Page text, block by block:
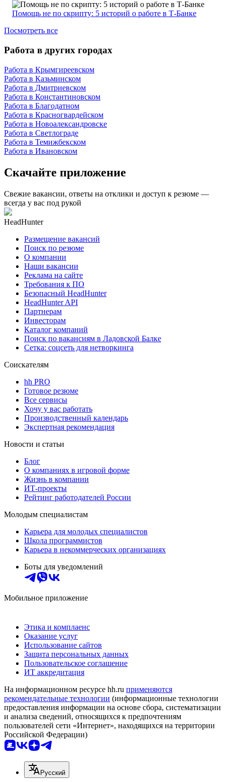
Помощь не по скрипту: 5 историй о работе в Т-Банке
Посмотреть все
Работа в других городах
Работа в Крымгиреевском
Работа в Казьминском
Работа в Дмитриевском
Работа в Константиновском
Работа в Благодатном
Работа в Красногвардейском
Работа в Новоалександровске
Работа в Светлограде
Работа в Темижбекском
Работа в Ивановском
Скачайте приложение
Свежие вакансии, ответы на отклики и доступ к резюме —
всегда у вас под рукой
HeadHunter
Размещение вакансий
Поиск по резюме
О компании
Наши вакансии
Реклама на сайте
Требования к ПО
Безопасный HeadHunter
HeadHunter API
Партнерам
Инвесторам
Каталог компаний
Поиск по вакансиям в Ладовской Балке
Сетка: соцсеть для нетворкинга
Соискателям
hh PRO
Готовое резюме
Все сервисы
Хочу у вас работать
Производственный календарь
Экспертная рекомендация
Новости и статьи
Блог
О компаниях в игровой форме
Жизнь в компании
ИТ-проекты
Рейтинг работодателей России
Молодым специалистам
Карьера для молодых специалистов
Школа программистов
Карьера в некоммерческих организациях
Боты для уведомлений
Мобильное приложение
Этика и комплаенс
Оказание услуг
Использование сайтов
Защита персональных данных
Пользовательское соглашение
ИТ аккредитация
На информационном ресурсе hh.ru применяются
рекомендательные технологии (информационные технологии
предоставления информации на основе сбора, систематизации
и анализа сведений, относящихся к предпочтениям
пользователей сети «Интернет», находящихся на территории
Российской Федерации)
Русский